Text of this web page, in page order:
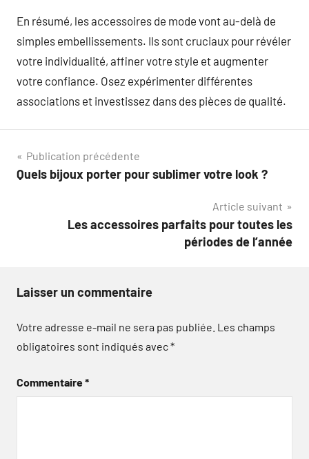
En résumé, les accessoires de mode vont au-delà de
simples embellissements. Ils sont cruciaux pour révéler
votre individualité, affiner votre style et augmenter
votre confiance. Osez expérimenter différentes
associations et investissez dans des pièces de qualité.
Navigation
de
Publication précédente
Quels bijoux porter pour sublimer votre look ?
Article suivant
Les accessoires parfaits pour toutes les
périodes de l’année
Laisser un commentaire
Votre adresse e-mail ne sera pas publiée. Les champs
obligatoires sont indiqués avec*
Commentaire*